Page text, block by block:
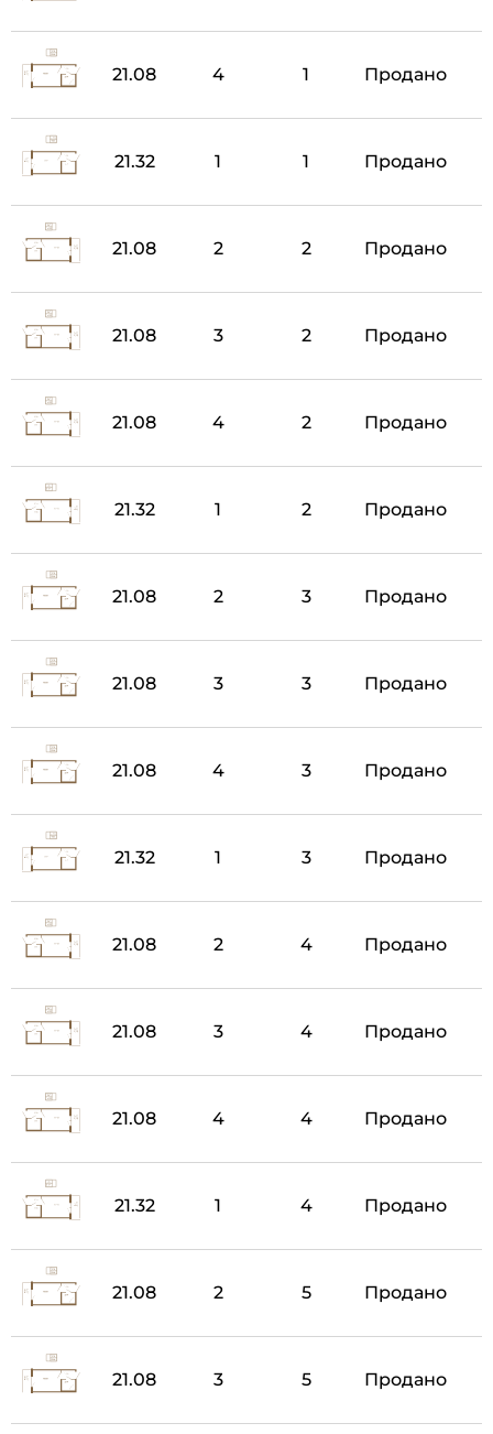
21.08 4 1 Продано
21.32 1 1 Продано
21.08 2 2 Продано
21.08 3 2 Продано
21.08 4 2 Продано
21.32 1 2 Продано
21.08 2 3 Продано
21.08 3 3 Продано
21.08 4 3 Продано
21.32 1 3 Продано
21.08 2 4 Продано
21.08 3 4 Продано
21.08 4 4 Продано
21.32 1 4 Продано
21.08 2 5 Продано
21.08 3 5 Продано